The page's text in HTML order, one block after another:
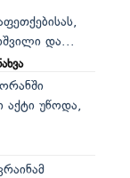
და...
აქტი უწოდა,